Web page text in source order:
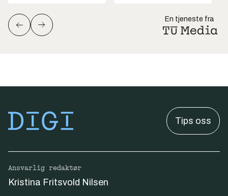
En tjeneste fra
Tips oss
Ansvarlig redaktør
Kristina Fritsvold Nilsen